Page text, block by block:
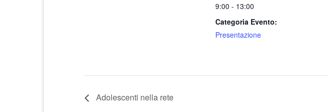
9:00 - 13:00
Categoria Evento:
Presentazione
Adolescenti nella rete